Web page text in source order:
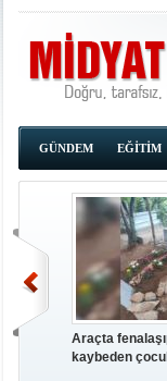
GÜNDEM
EĞİTİM
Araçta
kaybeden